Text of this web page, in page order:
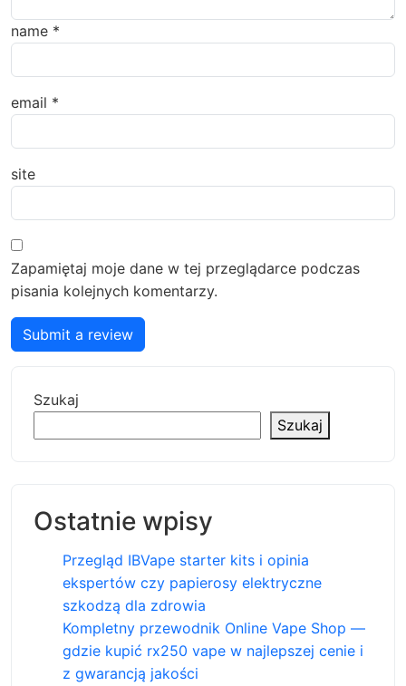
name *
email *
site
Zapamiętaj moje dane w tej przeglądarce podczas
pisania kolejnych komentarzy.
Submit a review
Szukaj
Szukaj
Ostatnie wpisy
Przegląd IBVape starter kits i opinia
ekspertów czy papierosy elektryczne
szkodzą dla zdrowia
Kompletny przewodnik Online Vape Shop —
gdzie kupić rx250 vape w najlepszej cenie i
z gwarancją jakości